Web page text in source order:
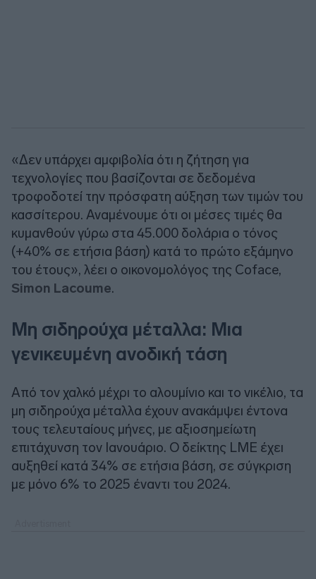
«Δεν υπάρχει αμφιβολία ότι η ζήτηση για
τεχνολογίες που βασίζονται σε δεδομένα
τροφοδοτεί την πρόσφατη αύξηση των τιμών του
κασσίτερου. Αναμένουμε ότι οι μέσες τιμές θα
κυμανθούν γύρω στα 45.000 δολάρια ο τόνος
(+40% σε ετήσια βάση) κατά το πρώτο εξάμηνο
του έτους», λέει ο οικονομολόγος της Coface,
Simon Lacoume.
Μη σιδηρούχα μέταλλα: Μια
γενικευμένη ανοδική τάση
Από τον χαλκό μέχρι το αλουμίνιο και το νικέλιο, τα
μη σιδηρούχα μέταλλα έχουν ανακάμψει έντονα
τους τελευταίους μήνες, με αξιοσημείωτη
επιτάχυνση τον Ιανουάριο. Ο δείκτης LME έχει
αυξηθεί κατά 34% σε ετήσια βάση, σε σύγκριση
με μόνο 6% το 2025 έναντι του 2024.